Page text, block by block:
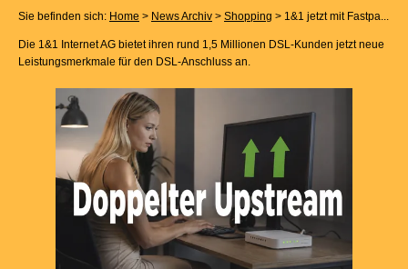
Sie befinden sich: Home > News Archiv > Shopping > 1&1 jetzt mit Fastpa...
Die 1&1 Internet AG bietet ihren rund 1,5 Millionen DSL-Kunden jetzt neue
Leistungsmerkmale für den DSL-Anschluss an.